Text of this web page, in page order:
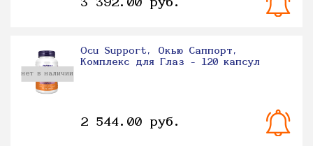
3 392.00 руб.
нет в наличии
Ocu Support, Окью Саппорт,
Комплекс для Глаз - 120 капсул
2 544.00 руб.